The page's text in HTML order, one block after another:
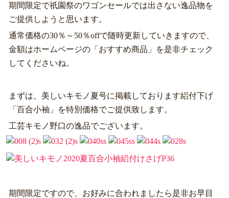
期間限定で祇園祭のワゴンセールでは出さない逸品物を
ご提供しようと思います。
通常価格の30％～50％offで随時更新していきますので、
金額はホームページの「おすすめ商品」を是非チェック
してくださいね。
まずは、美しいキモノ夏号に掲載しております絽付下げ
「百合小袖」を特別価格でご提供致します。
工芸キモノ野口の逸品でございます。
期間限定ですので、お好みに合われましたら是非お早目